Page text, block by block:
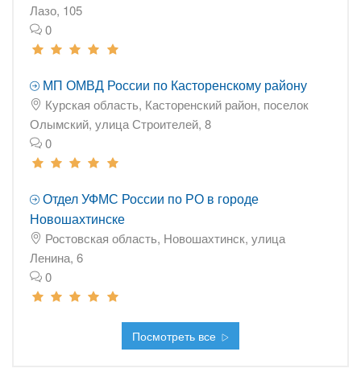
Лазо, 105
0
МП ОМВД России по Касторенскому району
Курская область, Касторенский район, поселок
Олымский, улица Строителей, 8
0
Отдел УФМС России по РО в городе
Новошахтинске
Ростовская область, Новошахтинск, улица
Ленина, 6
0
Посмотреть все